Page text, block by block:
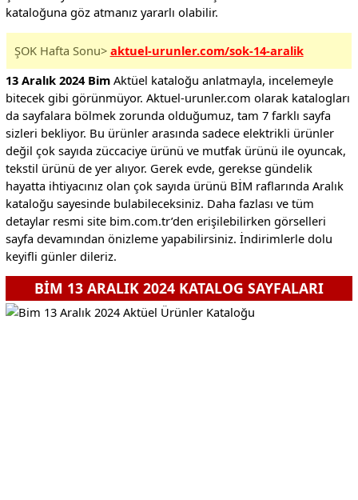
kataloğuna göz atmanız yararlı olabilir.
ŞOK Hafta Sonu> aktuel-urunler.com/sok-14-aralik
13 Aralık 2024 BimAktüel kataloğu anlatmayla, incelemeyle
bitecek gibi görünmüyor. Aktuel-urunler.com olarak katalogları
da sayfalara bölmek zorunda olduğumuz, tam 7 farklı sayfa
sizleri bekliyor. Bu ürünler arasında sadece elektrikli ürünler
değil çok sayıda züccaciye ürünü ve mutfak ürünü ile oyuncak,
tekstil ürünü de yer alıyor. Gerek evde, gerekse gündelik
hayatta ihtiyacınız olan çok sayıda ürünü BİM raflarında Aralık
kataloğu sayesinde bulabileceksiniz. Daha fazlası ve tüm
detaylar resmi site bim.com.tr’den erişilebilirken görselleri
sayfa devamından önizleme yapabilirsiniz. İndirimlerle dolu
keyifli günler dileriz.
BİM 13 ARALIK 2024 KATALOG SAYFALARI